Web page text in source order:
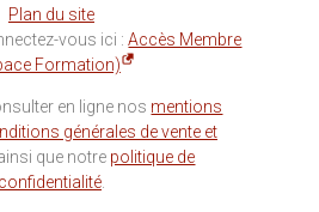
Plan du site
vous ici :Accès Membre
Formation)
en ligne nos mentions
générales de vente et
que notre politique de
confidentialité.